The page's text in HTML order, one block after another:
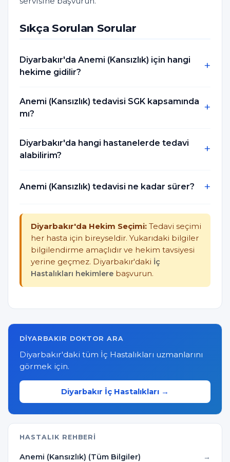
Sıkça Sorulan Sorular
Diyarbakır'da Anemi (Kansızlık) için hangi
hekime gidilir?
Anemi (Kansızlık) tedavisi SGK kapsamında
mı?
Diyarbakır'da hangi hastanelerde tedavi
alabilirim?
Anemi (Kansızlık) tedavisi ne kadar sürer?
Diyarbakır'da Hekim Seçimi: Tedavi seçimi
her hasta için bireyseldir. Yukarıdaki bilgiler
bilgilendirme amaçlıdır ve hekim tavsiyesi
yerine geçmez. Diyarbakır'daki İç
Hastalıkları hekimlere başvurun.
DIYARBAKIR DOKTOR ARA
Diyarbakır'daki tüm İç Hastalıkları uzmanlarını
görmek için.
Diyarbakır İç Hastalıkları →
HASTALIK REHBERI
Anemi (Kansızlık) (Tüm Bilgiler)